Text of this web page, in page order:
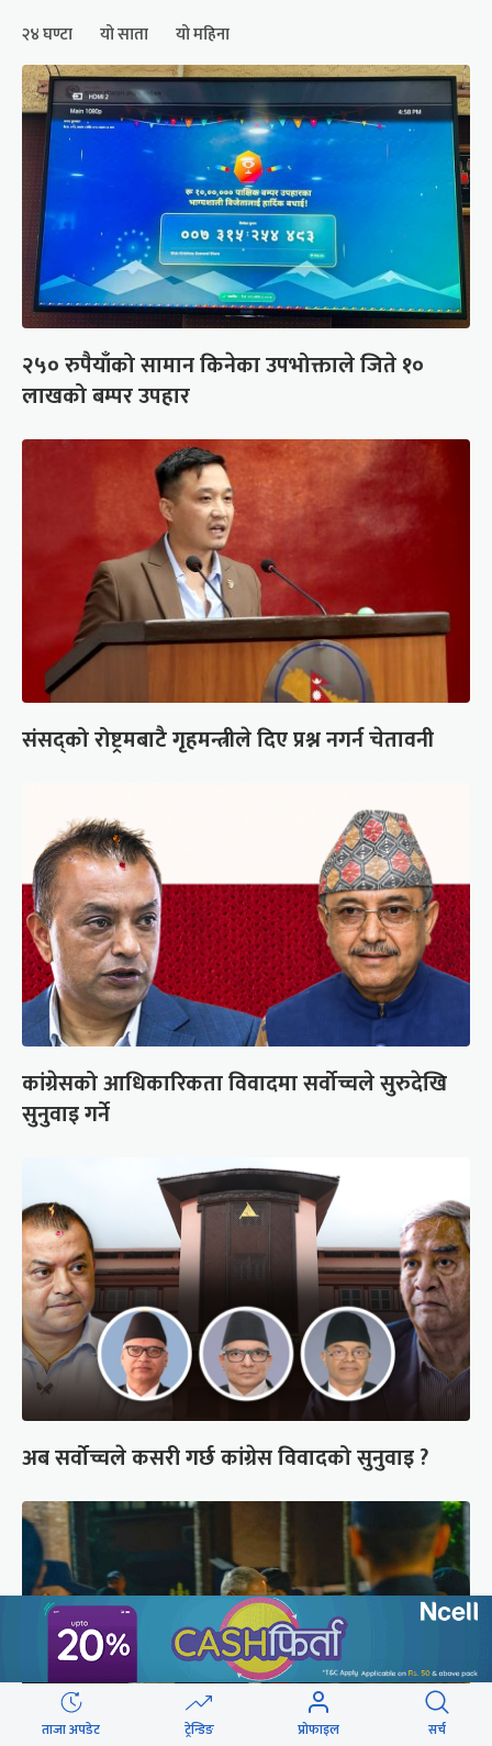
२४ घण्टा यो साता यो महिना
२५० रुपैयाँको सामान किनेका उपभोक्ताले जिते १०
लाखको बम्पर उपहार
संसद्को रोष्ट्रमबाटै गृहमन्त्रीले दिए प्रश्न नगर्न चेतावनी
कांग्रेसको आधिकारिकता विवादमा सर्वोच्चले सुरुदेखि
सुनुवाइ गर्ने
अब सर्वोच्चले कसरी गर्छ कांग्रेस विवादको सुनुवाइ ?
ताजा अपडेट ट्रेन्डिङ प्रोफाइल सर्च